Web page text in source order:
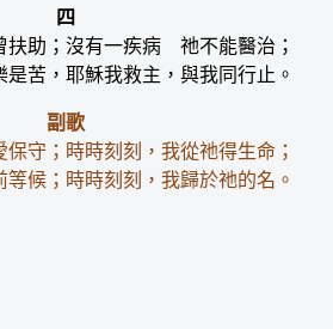
四
扶助；沒有一疾病 祂不能醫治；
是苦，耶穌我救主，與我同行止。
副歌
保守；時時刻刻，我從祂得生命；
等候；時時刻刻，我歸於祂的名。